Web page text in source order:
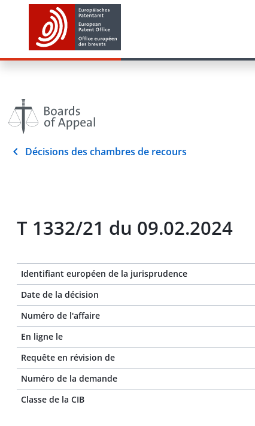
Décisions des chambres de recours
T 1332/21 du 09.02.2024
Identifiant européen de la jurisprudence
Date de la décision
Numéro de l'affaire
En ligne le
Requête en révision de
Numéro de la demande
Classe de la CIB